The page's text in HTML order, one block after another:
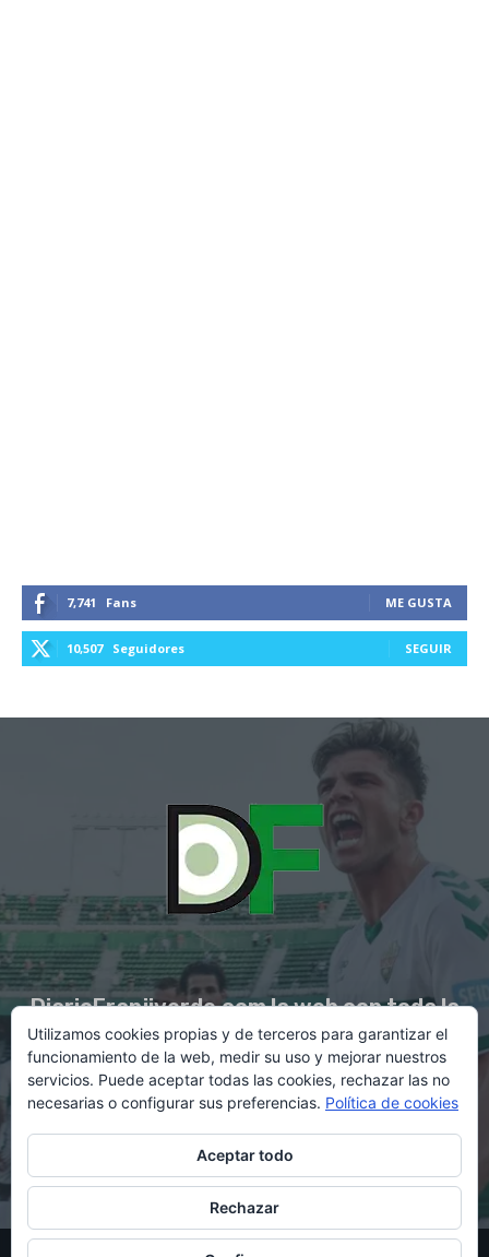
7,741 Fans ME GUSTA
10,507 Seguidores SEGUIR
DiarioFranjiverde.com la web con toda la
información del Elche C.F.
Contacto en:diario@franjiverde.com
© Copyright 2021 - Gestión y diseño por Rubén Maestre
Utilizamos cookies propias y de terceros para garantizar el
funcionamiento de la web, medir su uso y mejorar nuestros
servicios. Puede aceptar todas las cookies, rechazar las no
necesarias o configurar sus preferencias. Política de cookies
Aceptar todo
Rechazar